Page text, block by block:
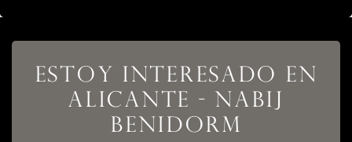
ESTOY INTERESADO EN
ALICANTE - NABIJ
BENIDORM
SERVICIOS